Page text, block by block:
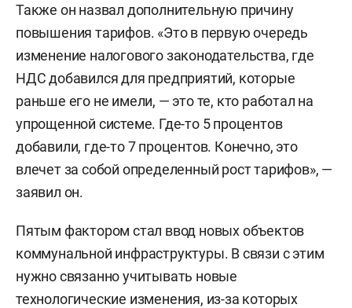
Также он назвал дополнительную причину
повышения тарифов. «Это в первую очередь
изменение налогового законодательства, где
НДС добавился для предприятий, которые
раньше его не имели, — это те, кто работал на
упрощенной системе. Где-то 5 процентов
добавили, где-то 7 процентов. Конечно, это
влечет за собой определенный рост тарифов», —
заявил он.
Пятым фактором стал ввод новых объектов
коммунальной инфраструктуры. В связи с этим
нужно связанно учитывать новые
технологические изменения, из-за которых